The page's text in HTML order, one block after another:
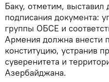
Баку, отметим, выставил
подписания документа:
группы ОБСЕ и
Армения должна внести
конституцию, устранив
суверенитета и
Азербайджана.